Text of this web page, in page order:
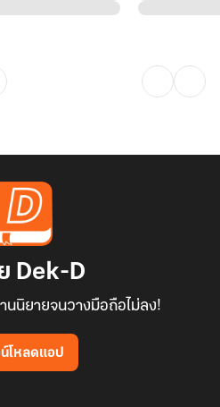
Dek-D
นิยายจนวางมือถือไม่ลง!
โหลดแอป